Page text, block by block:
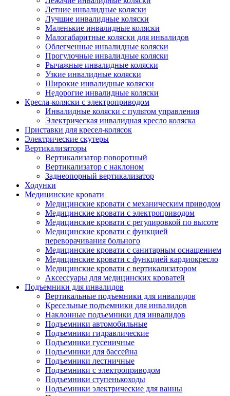
Летние инвалидные коляски
Лучшие инвалидные коляски
Маленькие инвалидные коляски
Малогабаритные коляски для инвалидов
Облегченные инвалидные коляски
Прогулочные инвалидные коляски
Рычажные инвалидные коляски
Узкие инвалидные коляски
Широкие инвалидные коляски
Недорогие инвалидные коляски
Кресла-коляски с электроприводом
Инвалидные коляски с пультом управления
Электрическая инвалидная кресло коляска
Приставки для кресел-колясок
Электрические скутеры
Вертикализаторы
Вертикализатор поворотный
Вертикализатор с наклоном
Заднеопорный вертикализатор
Ходунки
Медицинские кровати
Медицинские кровати с механическим приводом
Медицинские кровати с электроприводом
Медицинские кровати с регулировкой по высоте
Медицинские кровати с функцией
переворачивания больного
Медицинские кровати с санитарным оснащением
Медицинские кровати с функцией кардиокресло
Медицинские кровати с вертикализатором
Аксессуары для медицинских кроватей
Подъемники для инвалидов
Вертикальные подъемники для инвалидов
Кресельные подъемники для инвалидов
Наклонные подъемники для инвалидов
Подъемники автомобильные
Подъемники гидравлические
Подъемники гусеничные
Подъемники для бассейна
Подъемники лестничные
Подъемники с электроприводом
Подъемники ступенькоходы
Подъемники электрические для ванны